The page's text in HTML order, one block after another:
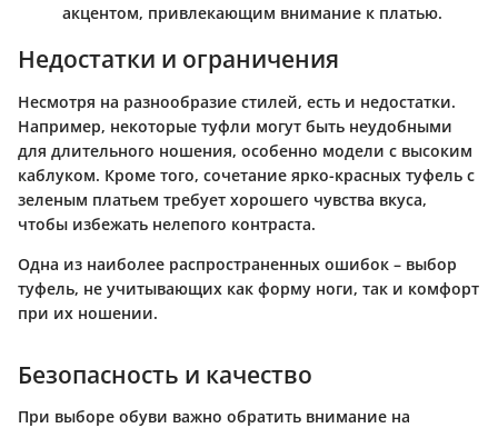
акцентом, привлекающим внимание к платью.
Недостатки и ограничения
Несмотря на разнообразие стилей, есть и недостатки.
Например, некоторые туфли могут быть неудобными
для длительного ношения, особенно модели с высоким
каблуком. Кроме того, сочетание ярко-красных туфель с
зеленым платьем требует хорошего чувства вкуса,
чтобы избежать нелепого контраста.
Одна из наиболее распространенных ошибок – выбор
туфель, не учитывающих как форму ноги, так и комфорт
при их ношении.
Безопасность и качество
При выборе обуви важно обратить внимание на